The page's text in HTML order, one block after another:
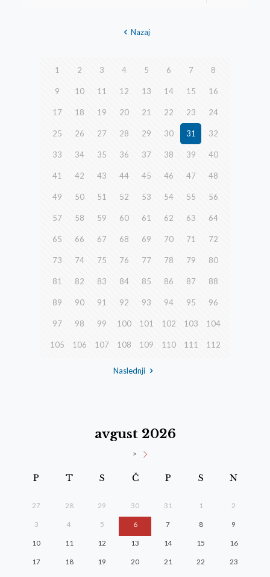
Nazaj
1 2 3 4 5 6 7 8
9 10 11 12 13 14 15 16
17 18 19 20 21 22 23 24
25 26 27 28 29 30 31 32
33 34 35 36 37 38 39 40
41 42 43 44 45 46 47 48
49 50 51 52 53 54 55 56
57 58 59 60 61 62 63 64
65 66 67 68 69 70 71 72
73 74 75 76 77 78 79 80
81 82 83 84 85 86 87 88
89 90 91 92 93 94 95 96
97 98 99 100 101 102 103 104
105 106 107 108 109 110 111 112
Naslednji
avgust 2026
>
P T S Č P S N
27 28 29 30 31 1 2
3 4 5 6 7 8 9
10 11 12 13 14 15 16
17 18 19 20 21 22 23